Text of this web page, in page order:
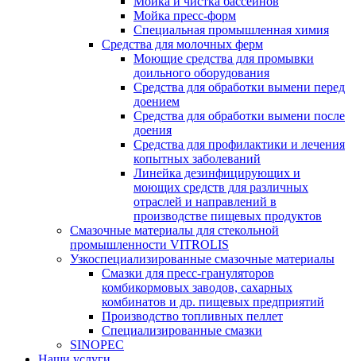
Мойка пресс-форм
Специальная промышленная химия
Средства для молочных ферм
Моющие средства для промывки
доильного оборудования
Средства для обработки вымени перед
доением
Средства для обработки вымени после
доения
Средства для профилактики и лечения
копытных заболеваний
Линейка дезинфицирующих и
моющих средств для различных
отраслей и направлений в
производстве пищевых продуктов
Смазочные материалы для стекольной
промышленности VITROLIS
Узкоспециализированные смазочные материалы
Смазки для пресс-грануляторов
комбикормовых заводов, сахарных
комбинатов и др. пищевых предприятий
Производство топливных пеллет
Специализированные смазки
SINOPEC